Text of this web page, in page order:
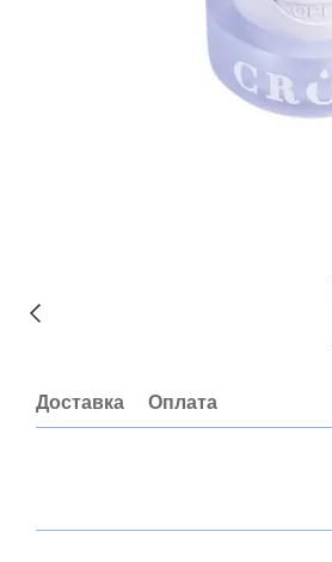
Доставка Оплата